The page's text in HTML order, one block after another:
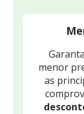
menor
as